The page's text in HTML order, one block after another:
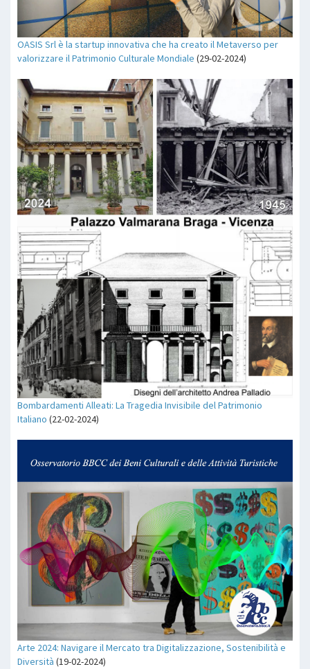
OASIS Srl è la startup innovativa che ha creato il Metaverso per
valorizzare il Patrimonio Culturale Mondiale (29-02-2024)
Bombardamenti Alleati: La Tragedia Invisibile del Patrimonio
Italiano (22-02-2024)
Arte 2024: Navigare il Mercato tra Digitalizzazione, Sostenibilità e
Diversità (19-02-2024)